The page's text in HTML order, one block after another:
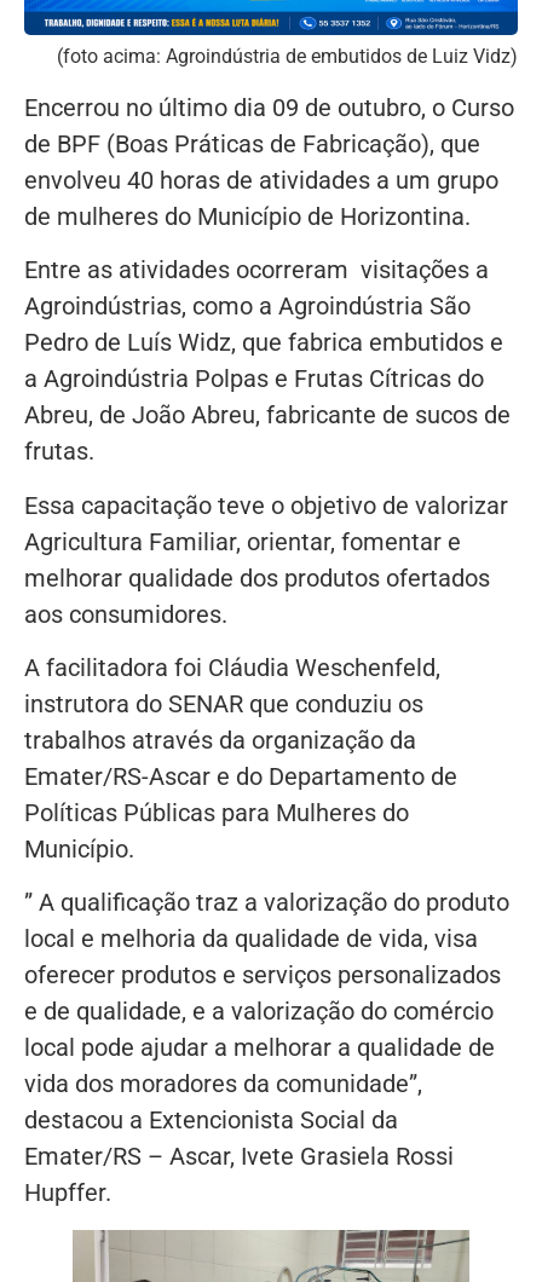
(foto acima: Agroindústria de embutidos de Luiz Vidz)
Encerrou no último dia 09 de outubro, o Curso
de BPF (Boas Práticas de Fabricação), que
envolveu 40 horas de atividades a um grupo
de mulheres do Município de Horizontina.
Entre as atividades ocorreram visitações a
Agroindústrias, como a Agroindústria São
Pedro de Luís Widz, que fabrica embutidos e
a Agroindústria Polpas e Frutas Cítricas do
Abreu, de João Abreu, fabricante de sucos de
frutas.
Essa capacitação teve o objetivo de valorizar
Agricultura Familiar, orientar, fomentar e
melhorar qualidade dos produtos ofertados
aos consumidores.
A facilitadora foi Cláudia Weschenfeld,
instrutora do SENAR que conduziu os
trabalhos através da organização da
Emater/RS-Ascar e do Departamento de
Políticas Públicas para Mulheres do
Município.
” A qualificação traz a valorização do produto
local e melhoria da qualidade de vida, visa
oferecer produtos e serviços personalizados
e de qualidade, e a valorização do comércio
local pode ajudar a melhorar a qualidade de
vida dos moradores da comunidade”,
destacou a Extencionista Social da
Emater/RS – Ascar, Ivete Grasiela Rossi
Hupffer.